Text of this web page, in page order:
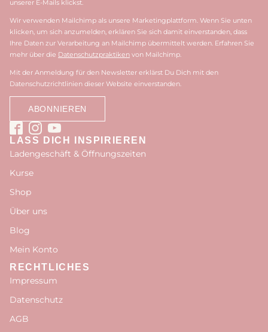
unserer E-Mails klickst.
Wir verwenden Mailchimp als unsere Marketingplattform. Wenn Sie unten
klicken, um sich anzumelden, erklären Sie sich damit einverstanden, dass
Ihre Daten zur Verarbeitung an Mailchimp übermittelt werden. Erfahren Sie
mehr über die Datenschutzpraktiken von Mailchimp.
Mit der Anmeldung für den Newsletter erklärst Du Dich mit den
Datenschutzrichtlinien dieser Website einverstanden.
LASS DICH INSPIRIEREN
Ladengeschäft & Öffnungszeiten
Kurse
Shop
Über uns
Blog
Mein Konto
RECHTLICHES
Impressum
Datenschutz
AGB